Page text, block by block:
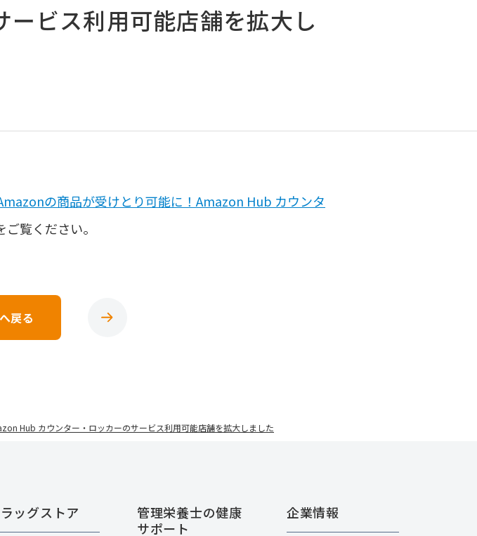
ビス利用可能店舗を拡大し
の商品が受けとり可能に！Amazon Hub カウンタ
ご覧ください。
戻る
Hub カウンター・ロッカーのサービス利用可能店舗を拡大しました
ラッグストア
管理栄養士の健康
サポート
企業情報